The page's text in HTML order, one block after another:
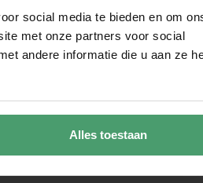
social media te bieden en om
met onze partners voor social
andere informatie die u aan ze
Alles toestaan
met meerdere
vooruitkijkt en
is. Bij Van Berkel
aan het plein – Restaurant